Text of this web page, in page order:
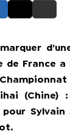
de France
(Chine)
pour